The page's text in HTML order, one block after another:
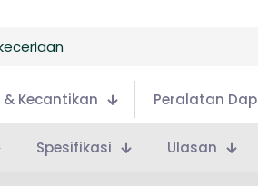
Kecantikan Peralatan
Spesifikasi Ulasan